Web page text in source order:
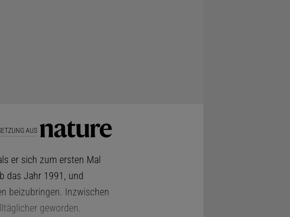
AUS
er sich zum ersten Mal
das Jahr 1991, und
beizubringen. Inzwischen
geworden.